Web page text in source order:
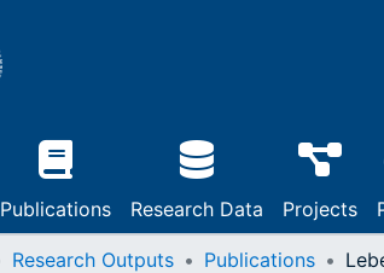
Publications Research Data Projects
Research Outputs Publications